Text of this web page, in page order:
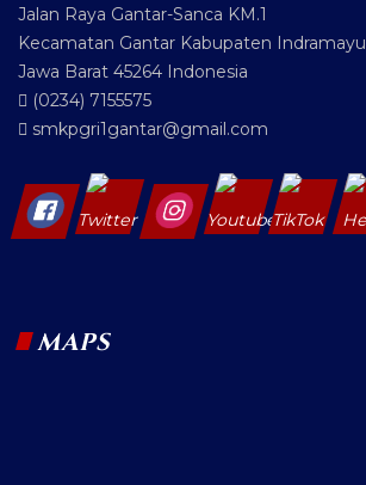
Jalan Raya Gantar-Sanca KM.1
Kecamatan Gantar Kabupaten Indramayu
Jawa Barat 45264 Indonesia
(0234) 7155575
smkpgri1gantar@gmail.com
MAPS